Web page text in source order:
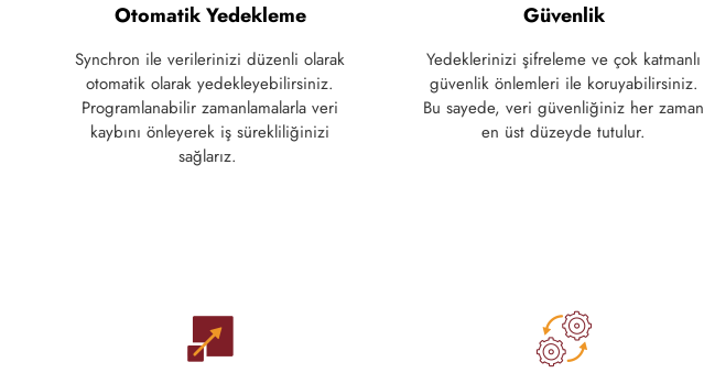
Otomatik Yedekleme
Synchron ile verilerinizi düzenli olarak
otomatik olarak yedekleyebilirsiniz.
Programlanabilir zamanlamalarla veri
kaybını önleyerek iş sürekliliğinizi
sağlarız.
Güvenlik
Yedeklerinizi şifreleme ve çok katmanlı
güvenlik önlemleri ile koruyabilirsiniz.
Bu sayede, veri güvenliğiniz her zaman
en üst düzeyde tutulur.